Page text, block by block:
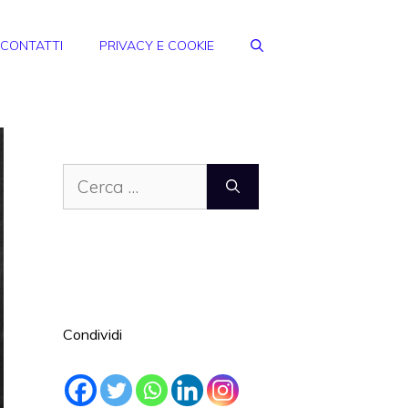
CONTATTI PRIVACY E COOKIE
Ricerca
per:
Condividi